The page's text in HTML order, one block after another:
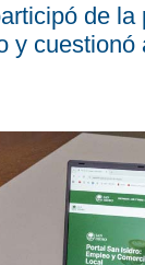
de la
y cuestionó